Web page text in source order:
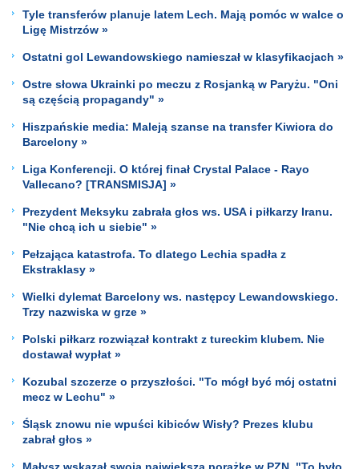
Tyle transferów planuje latem Lech. Mają pomóc w walce o
Ligę Mistrzów »
Ostatni gol Lewandowskiego namieszał w klasyfikacjach »
Ostre słowa Ukrainki po meczu z Rosjanką w Paryżu. "Oni
są częścią propagandy" »
Hiszpańskie media: Maleją szanse na transfer Kiwiora do
Barcelony »
Liga Konferencji. O której finał Crystal Palace - Rayo
Vallecano? [TRANSMISJA] »
Prezydent Meksyku zabrała głos ws. USA i piłkarzy Iranu.
"Nie chcą ich u siebie" »
Pełzająca katastrofa. To dlatego Lechia spadła z
Ekstraklasy »
Wielki dylemat Barcelony ws. następcy Lewandowskiego.
Trzy nazwiska w grze »
Polski piłkarz rozwiązał kontrakt z tureckim klubem. Nie
dostawał wypłat »
Kozubal szczerze o przyszłości. "To mógł być mój ostatni
mecz w Lechu" »
Śląsk znowu nie wpuści kibiców Wisły? Prezes klubu
zabrał głos »
Małysz wskazał swoją największą porażkę w PZN. "To było